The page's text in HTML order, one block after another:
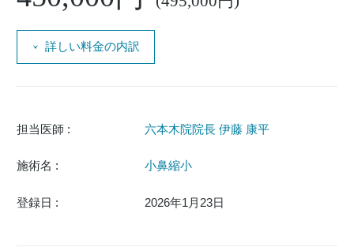
詳しい料金の内訳
担当医師 : 六本木院院長 伊藤 康平
施術名 : 小鼻縮小
登録日 : 2026年1月23日